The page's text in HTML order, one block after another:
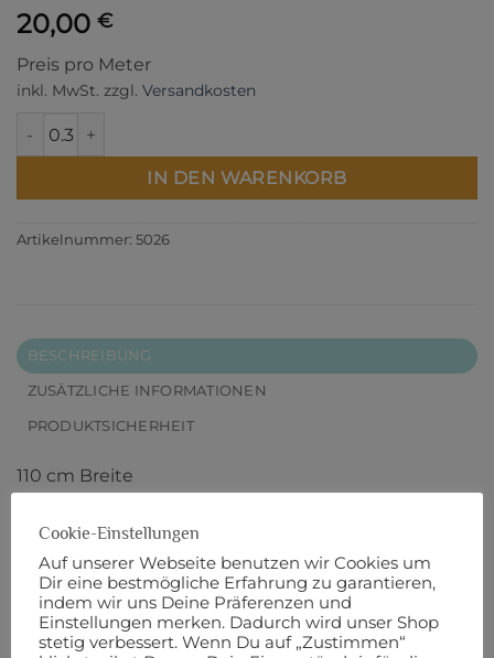
20,00 €
Preis pro Meter
inkl. MwSt. zzgl. Versandkosten
Essex Yarn Dyed 064 Pickle Menge
IN DEN WARENKORB
Artikelnummer: 5026
BESCHREIBUNG
ZUSÄTZLICHE INFORMATIONEN
PRODUKTSICHERHEIT
110 cm Breite
45% Baumwolle
55% Leinen
Designer: NA
Cookie-Einstellungen
Auf unserer Webseite benutzen wir Cookies um
Dir eine bestmögliche Erfahrung zu garantieren,
indem wir uns Deine Präferenzen und
Einstellungen merken. Dadurch wird unser Shop
stetig verbessert. Wenn Du auf „Zustimmen“